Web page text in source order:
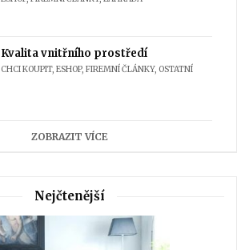
Kvalita vnitřního prostředí
CHCI KOUPIT, ESHOP, FIREMNÍ ČLÁNKY, OSTATNÍ
ZOBRAZIT VÍCE
Nejčtenější